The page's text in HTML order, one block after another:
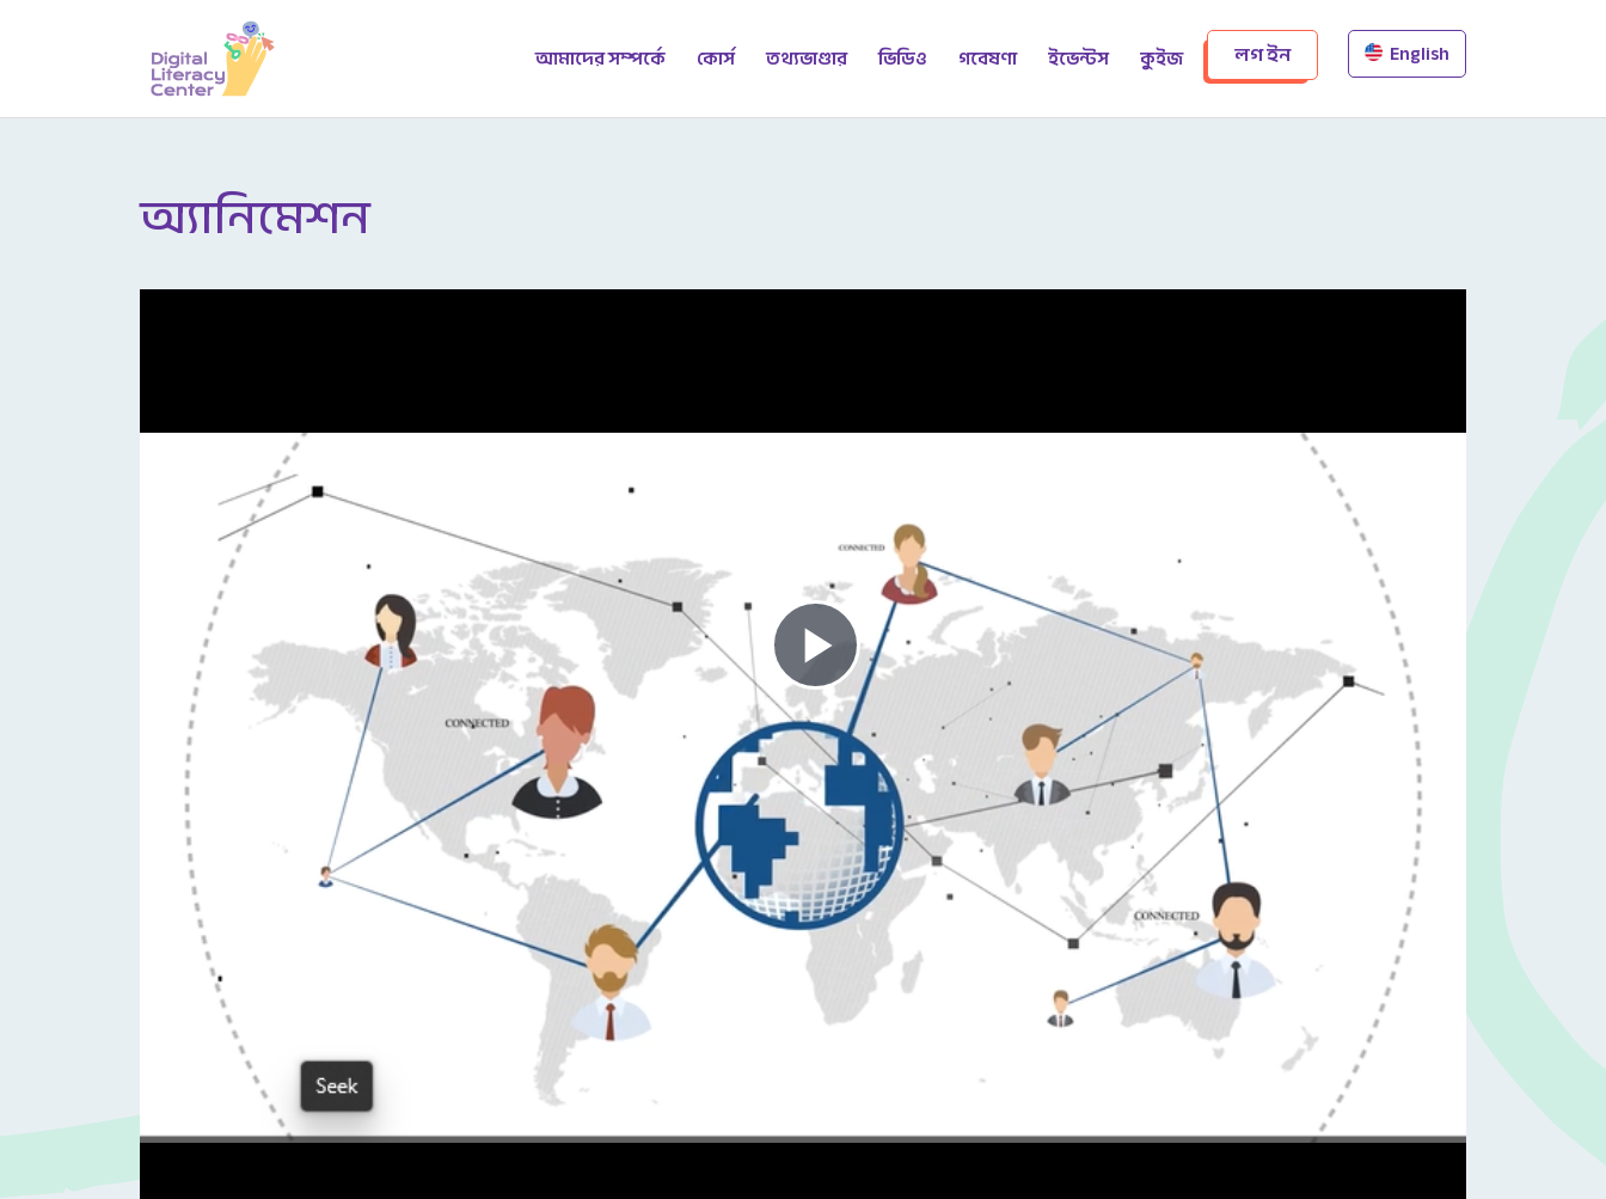
আমাদের সম্পর্কে কোর্স তথ্যভাণ্ডার ভিডিও গবেষণা ইভেন্টস কুইজ লগ ইন English
অ্যানিমেশন
Play
Video